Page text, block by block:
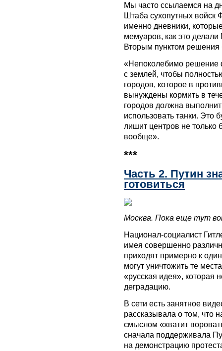
Мы часто ссылаемся на
Штаба сухопутных войск
именно дневники,
мемуаров, как это
Вторым пунктом
«Непоколебимо решение
с землей, чтобы
городов, которое в
вынуждены кормить в
городов должна
использовать танки. Это
лишит центров не только
вообще».
***
Часть 2. Путин
готовиться
Москва. Пока еще тут
Национал-социалист
имея совершенно
приходят примерно к
могут уничтожить те
«русская идея», которая
деградацию.
В сети есть занятное
рассказывала о том, что
смыслом «хватит
сначала поддерживала
на демонстрацию